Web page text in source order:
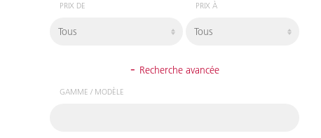
PRIX DE PRIX À
- Recherche avancée
GAMME / MODÈLE